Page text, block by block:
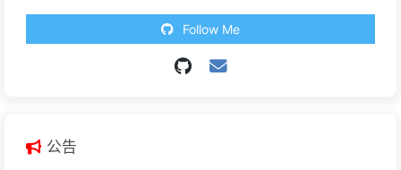
Follow Me
公告